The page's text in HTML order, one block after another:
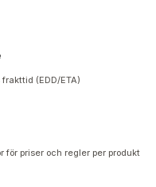
(EDD/ETA)
för priser och regler per produkt